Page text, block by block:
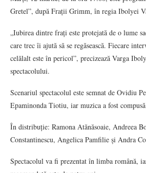
Gretel”, după Frații Grimm, în regia Ibolyei
„Iubirea dintre frați este protejată de o lume
care trec îi ajută să se regăsească. Fiecare
celălalt este în pericol”, precizează Varga
spectacolului.
Scenariul spectacolul este semnat de Ovidiu
Epaminonda Tiotiu, iar muzica a fost
În distribuție: Ramona Atănăsoaie, Andreea
Constantinescu, Angelica Pamfilie și Andra
Spectacolul va fi prezentat în limba română,